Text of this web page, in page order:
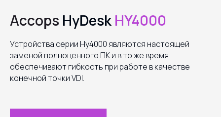
Accops HyDeskHY4000
Устройства серии Hy4000 являются настоящей
заменой полноценного ПК и в то же время
обеспечивают гибкость при работе в качестве
конечной точки VDI.